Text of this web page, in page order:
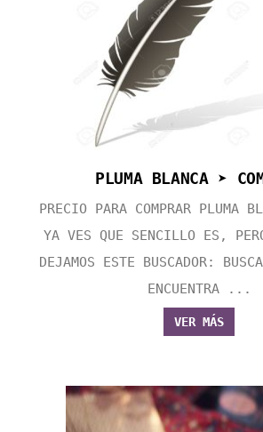
PLUMA BLANCA ➤
PRECIO PARA COMPRAR PLUMA
YA VES QUE SENCILLO ES,
DEJAMOS ESTE BUSCADOR:
ENCUENTRA ...
VER MÁS